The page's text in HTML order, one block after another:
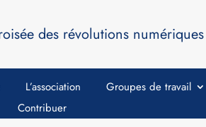
des révolutions numériques
L’association Groupes de travail
Contribuer